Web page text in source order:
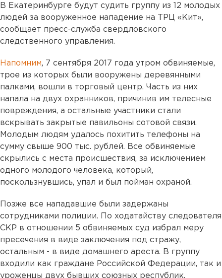
В Екатеринбурге будут судить группу из 12 молодых
людей за вооруженное нападение на ТРЦ «Кит»,
сообщает пресс-служба свердловского
следственного управления.
Напомним, 7 сентября 2017 года утром обвиняемые,
трое из которых были вооружены деревянными
палками, вошли в торговый центр. Часть из них
напала на двух охранников, причинив им телесные
повреждения, а остальные участники стали
вскрывать закрытые павильоны сотовой связи.
Молодым людям удалось похитить телефоны на
сумму свыше 900 тыс. рублей. Все обвиняемые
скрылись с места происшествия, за исключением
одного молодого человека, который,
поскользнувшись, упал и был пойман охраной.
Позже все нападавшие были задержаны
сотрудниками полиции. По ходатайству следователя
СКР в отношении 5 обвиняемых суд избрал меру
пресечения в виде заключения под стражу,
остальным - в виде домашнего ареста. В группу
входили как граждане Российской Федерации, так и
уроженцы двух бывших союзных республик.